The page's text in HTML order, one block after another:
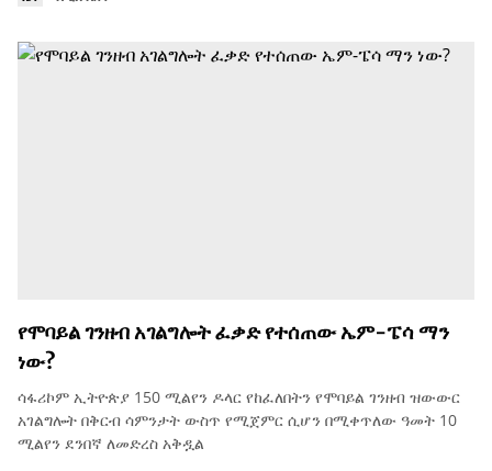
የሞባይል ገንዘብ አገልግሎት ፈቃድ የተሰጠው ኤም-ፔሳ ማን
ነው?
ሳፋሪኮም ኢትዮጵያ 150 ሚልየን ዶላር የከፈለበትን የሞባይል ገንዘብ ዝውውር
አገልግሎት በቅርብ ሳምንታት ውስጥ የሚጀምር ሲሆን በሚቀጥለው ዓመት 10
ሚልየን ደንበኛ ለመድረስ አቅዷል